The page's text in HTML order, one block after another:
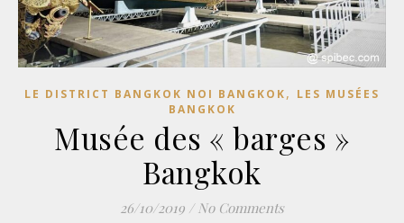
LE DISTRICT BANGKOK NOI BANGKOK, LES MUSÉES
BANGKOK
Musée des « barges »
Bangkok
26/10/2019 / No Comments